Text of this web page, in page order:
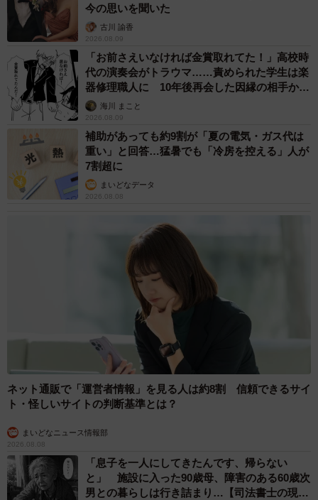
今の思いを聞いた
古川 諭香
2026.08.09
「お前さえいなければ金賞取れてた！」高校時
代の演奏会がトラウマ……責められた学生は楽
器修理職人に 10年後再会した因縁の相手から
思わぬ申し出【漫画】
海川 まこと
2026.08.09
補助があっても約9割が「夏の電気・ガス代は
重い」と回答…猛暑でも「冷房を控える」人が
7割超に
まいどなデータ
2026.08.08
ネット通販で「運営者情報」を見る人は約8割 信頼できるサイ
ト・怪しいサイトの判断基準とは？
まいどなニュース情報部
2026.08.08
「息子を一人にしてきたんです、帰らない
と」 施設に入った90歳母、障害のある60歳次
男との暮らしは行き詰まり…【司法書士の現場